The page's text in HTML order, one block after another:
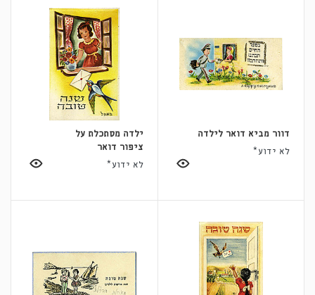
דוור מביא דואר לילדה
לא ידוע*
ילדה מסתכלת על
ציפור דואר
לא ידוע*